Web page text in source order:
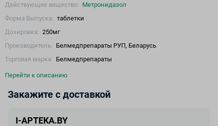
Действующее вещество: Метронидазол
Форма Выпуска: таблетки
Дозировка: 250мг
Производитель: Белмедпрепараты РУП, Беларусь
Торговая марка: Белмедпрепараты
Перейти к описанию
Закажите с доставкой
I-APTEKA.BY